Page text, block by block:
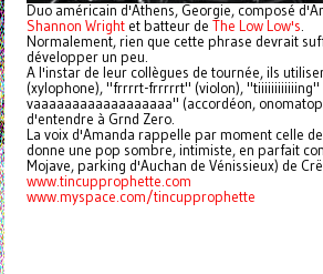
Duo américain d'Athens, Georgie, composé
Shannon Wright et batteur de The Low Low's.
Normalement, rien que cette phrase devrait
développer un peu.
A l'instar de leur collègues de tournée, ils
(xylophone), "frrrrt-frrrrrt" (violon), "tiiiiiiiiiiiing"
vaaaaaaaaaaaaaaaaaa" (accordéon,
d'entendre à Grnd Zero.
La voix d'Amanda rappelle par moment celle
donne une pop sombre, intimiste, en parfait
Mojave, parking d'Auchan de Vénissieux) de
www.tincupprophette.com
www.myspace.com/tincupprophette